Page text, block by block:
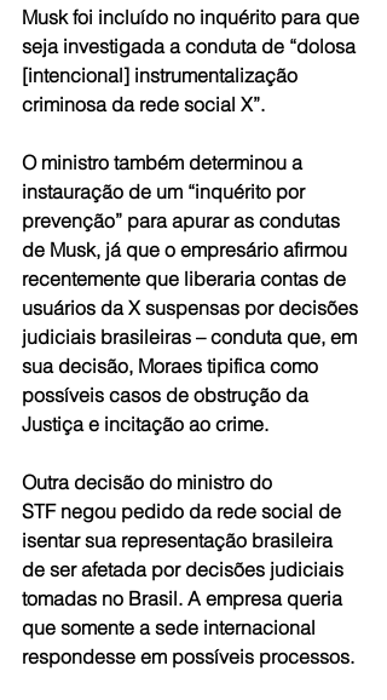
Musk foi incluído no inquérito para que
seja investigada a conduta de “dolosa
[intencional] instrumentalização
criminosa da rede social X”.
O ministro também determinou a
instauração de um “inquérito por
prevenção” para apurar as condutas
de Musk, já que o empresário afirmou
recentemente que liberaria contas de
usuários da X suspensas por decisões
judiciais brasileiras – conduta que, em
sua decisão, Moraes tipifica como
possíveis casos de obstrução da
Justiça e incitação ao crime.
Outra decisão do ministro do
STF negou pedido da rede social de
isentar sua representação brasileira
de ser afetada por decisões judiciais
tomadas no Brasil. A empresa queria
que somente a sede internacional
respondesse em possíveis processos.